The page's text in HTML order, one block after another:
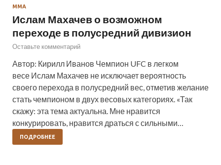
ММА
Ислам Махачев о возможном
переходе в полусредний дивизион
Оставьте комментарий
Автор: Кирилл Иванов Чемпион UFC в легком
весе Ислам Махачев не исключает вероятность
своего перехода в полусредний вес, отметив желание
стать чемпионом в двух весовых категориях. «Так
скажу: эта тема актуальна. Мне нравится
конкурировать, нравится драться с сильными…
ПОДРОБНЕЕ